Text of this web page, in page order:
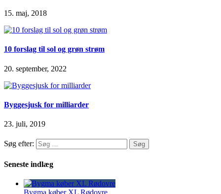
15. maj, 2018
10 forslag til sol og grøn strøm
20. september, 2022
Byggesjusk for milliarder
23. juli, 2019
Søg efter:
Seneste indlæg
Bygma køber XL Rødovre